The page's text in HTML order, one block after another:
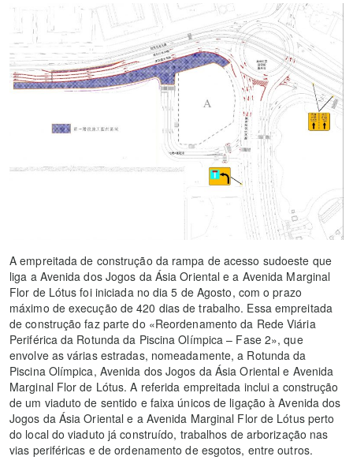
A empreitada de construção da rampa de acesso sudoeste que
liga a Avenida dos Jogos da Ásia Oriental e a Avenida Marginal
Flor de Lótus foi iniciada no dia 5 de Agosto, com o prazo
máximo de execução de 420 dias de trabalho. Essa empreitada
de construção faz parte do «Reordenamento da Rede Viária
Periférica da Rotunda da Piscina Olímpica – Fase 2», que
envolve as várias estradas, nomeadamente, a Rotunda da
Piscina Olímpica, Avenida dos Jogos da Ásia Oriental e Avenida
Marginal Flor de Lótus. A referida empreitada inclui a construção
de um viaduto de sentido e faixa únicos de ligação à Avenida dos
Jogos da Ásia Oriental e a Avenida Marginal Flor de Lótus perto
do local do viaduto já construído, trabalhos de arborização nas
vias periféricas e de ordenamento de esgotos, entre outros.